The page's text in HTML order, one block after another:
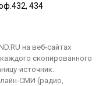
434
на веб-сайтах
скопированного
источник.
СМИ (радио,